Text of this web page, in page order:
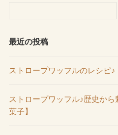
最近の投稿
ストロープワッフルのレシピ♪
ストロープワッフル♪歴史か
菓子】